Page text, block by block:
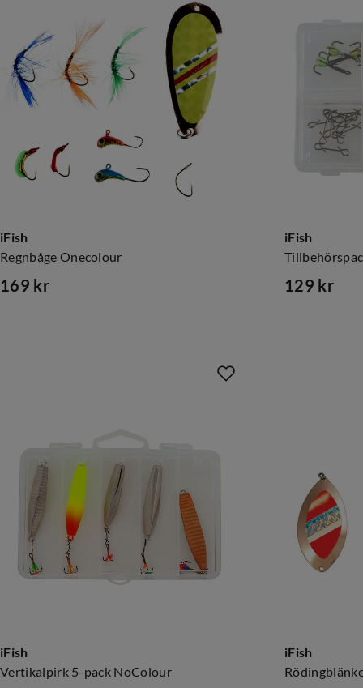
iFish
Regnbåge Onecolour
169 kr
iFish
129 kr
iFish
Vertikalpirk 5-pack NoColour
iFish